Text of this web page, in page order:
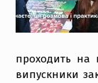
проходить на
випускники